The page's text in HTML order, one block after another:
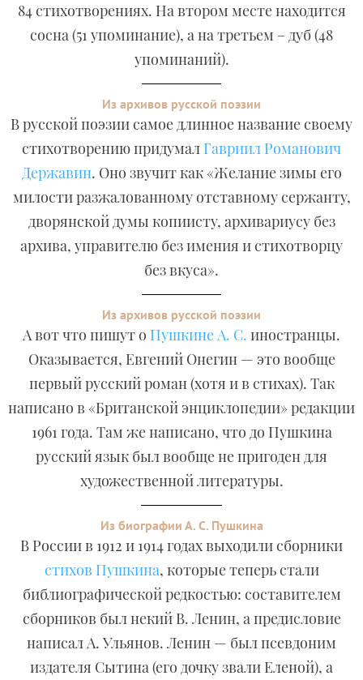
84 стихотворениях. На втором месте находится
сосна (51 упоминание), а на третьем – дуб (48
упоминаний).
Из архивов русской поэзии
В русской поэзии самое длинное название своему
стихотворению придумал Гавриил Романович
Державин. Оно звучит как «Желание зимы его
милости разжалованному отставному сержанту,
дворянской думы копиисту, архивариусу без
архива, управителю без имения и стихотворцу
без вкуса».
Из архивов русской поэзии
А вот что пишут о Пушкине А. С. иностранцы.
Оказывается, Евгений Онегин — это вообще
первый русский роман (хотя и в стихах). Так
написано в «Британской энциклопедии» редакции
1961 года. Там же написано, что до Пушкина
русский язык был вообще не пригоден для
художественной литературы.
Из биографии А. С. Пушкина
В России в 1912 и 1914 годах выходили сборники
стихов Пушкина, которые теперь стали
библиографической редкостью: составителем
сборников был некий В. Ленин, а предисловие
написал А. Ульянов. Ленин — был псевдоним
издателя Сытина (его дочку звали Еленой), а